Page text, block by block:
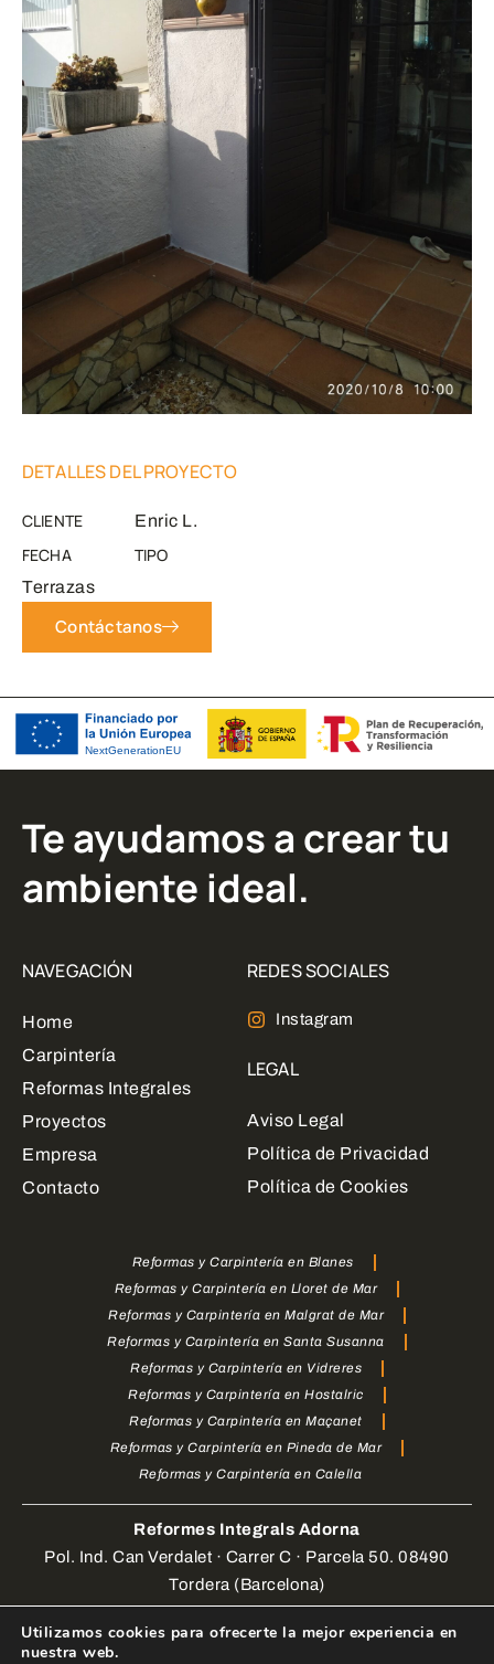
DETALLES DEL PROYECTO
CLIENTE Enric L.
FECHA TIPO
Terrazas
Contáctanos
Te ayudamos a crear tu
ambiente ideal.
NAVEGACIÓN
Home
Carpintería
Reformas Integrales
Proyectos
Empresa
Contacto
REDES SOCIALES
Instagram
LEGAL
Aviso Legal
Política de Privacidad
Política de Cookies
Reformas y Carpintería en Blanes
Reformas y Carpintería en Lloret de Mar
Reformas y Carpintería en Malgrat de Mar
Reformas y Carpintería en Santa Susanna
Reformas y Carpintería en Vidreres
Reformas y Carpintería en Hostalric
Reformas y Carpintería en Maçanet
Reformas y Carpintería en Pineda de Mar
Reformas y Carpintería en Calella
Reformes Integrals Adorna
Pol. Ind. Can Verdalet · Carrer C · Parcela 50. 08490
Tordera (Barcelona)
Web Design byenrigomez Studio. Todos los derechos
Utilizamos cookies para ofrecerte la mejor experiencia en
nuestra web.